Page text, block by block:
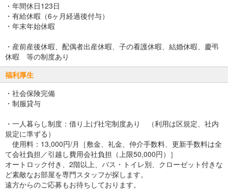
・年間休日123日
・有給休暇（6ヶ月経過後付与）
・年末年始休暇
・産前産後休暇、配偶者出産休暇、子の看護休暇、結婚休暇、慶弔
休暇 等の制度あり
福利厚生
・社会保険完備
・制服貸与
・一人暮らし制度：借り上げ社宅制度あり （利用は区規定、社内
規定に準ずる）
使用料：13,000円/月［敷金、礼金、仲介手数料、更新手数料は全
て会社負担／引越し費用会社負担（上限50,000円）］
オートロック付き、2階以上、バス・トイレ別、クローゼット付きな
ど素敵なお部屋を専門スタッフが探します。
遠方からのご応募もお待ちしております。